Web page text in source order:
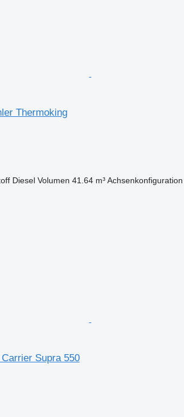
Thermoking
Diesel Volumen 41.64 m³ Achsenkonfiguration
Supra 550